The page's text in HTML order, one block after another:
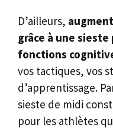
D’ailleurs,
grâce à une
fonctions
vos tactiques, vos
d’apprentissage.
sieste de midi
pour les athlètes